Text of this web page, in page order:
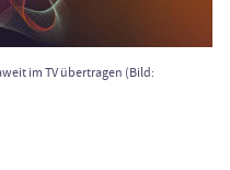
im TV übertragen (Bild: